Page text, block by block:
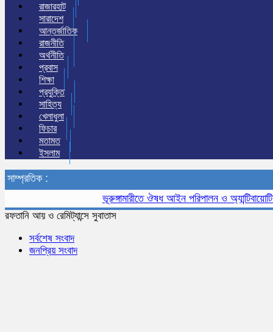
রাজারহাট
সারাদেশ
আন্তর্জাতিক
রাজনীতি
অর্থনীতি
প্রবাস
শিক্ষা
প্রযুক্তি
সাহিত্য
খেলাধুলা
ফিচার
মতামত
ইসলাম
সাম্প্রতিক :
ভূরুঙ্গামারীতে ঔষধ আইন পরিপালন ও অ্যান্টিবায়োটিক
রফতানি আয় ও রেমিট্যান্সে সুবাতাস
সর্বশেষ সংবাদ
জনপ্রিয় সংবাদ